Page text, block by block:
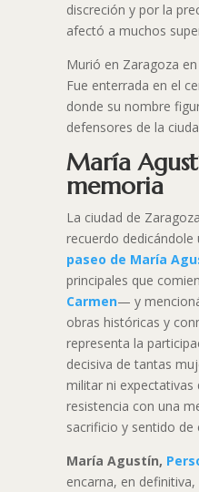
discreción y por la
afectó a muchos
Murió en Zaragoza
Fue enterrada en el
donde su nombre
defensores de la
María
memoria
La ciudad de
recuerdo
paseo de María
principales que
Carmen— y
obras históricas y
representa la
decisiva de tantas
militar ni expectativas
resistencia con una
sacrificio y sentido de
María Agustín,
encarna, en